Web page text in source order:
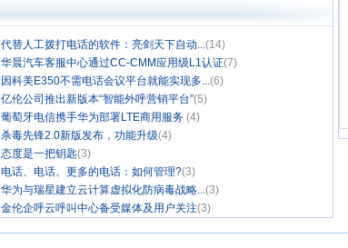
代替人工拨打电话的软件：亮剑天下自动...(14)
华晨汽车客服中心通过CC-CMM应用级L1认证(7)
因科美E350不需电话会议平台就能实现多...(6)
亿伦公司推出新版本“智能外呼营销平台”(5)
葡萄牙电信携手华为部署LTE商用服务 (4)
杀毒先锋2.0新版发布，功能升级(4)
态度是一把钥匙(3)
电话、电话、更多的电话：如何管理?(3)
华为与瑞星建立云计算虚拟化防病毒战略...(3)
金伦企呼云呼叫中心备受媒体及用户关注(3)